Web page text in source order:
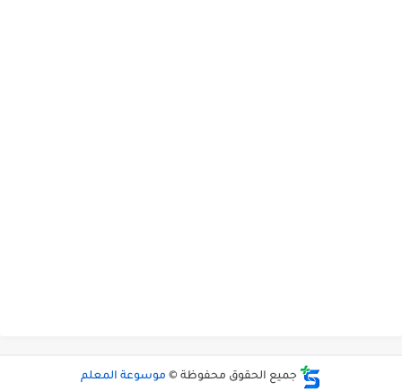
جميع الحقوق محفوظة © موسوعة المعلم